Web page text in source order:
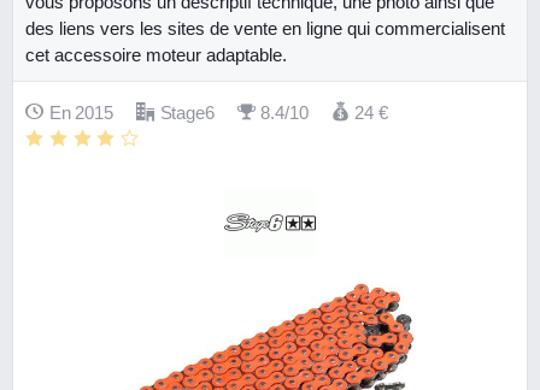
des liens vers les sites de vente en ligne qui commercialisent
cet accessoire moteur adaptable.
En 2015 Stage6 8.4/10 24 €